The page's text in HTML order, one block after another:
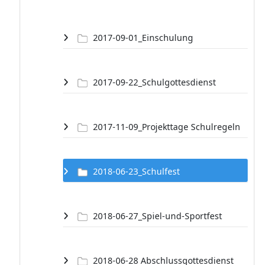
2017-09-01_Einschulung
2017-09-22_Schulgottesdienst
2017-11-09_Projekttage Schulregeln
2018-06-23_Schulfest
2018-06-27_Spiel-und-Sportfest
2018-06-28 Abschlussgottesdienst